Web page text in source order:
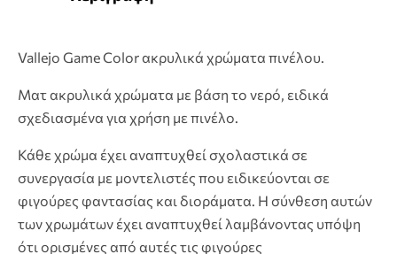
Vallejo Game Color ακρυλικά χρώματα πινέλου.
Ματ ακρυλικά χρώματα με βάση το νερό, ειδικά
σχεδιασμένα για χρήση με πινέλο.
Κάθε χρώμα έχει αναπτυχθεί σχολαστικά σε
συνεργασία με μοντελιστές που ειδικεύονται σε
φιγούρες φαντασίας και διοράματα. Η σύνθεση αυτών
των χρωμάτων έχει αναπτυχθεί λαμβάνοντας υπόψη
ότι ορισμένες από αυτές τις φιγούρες